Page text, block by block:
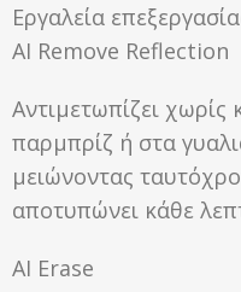
Εργαλεία
AI Remove Reflection
Αντιμετωπίζει χωρίς
παρμπρίζ ή στα
μειώνοντας
αποτυπώνει κάθε
AI Erase